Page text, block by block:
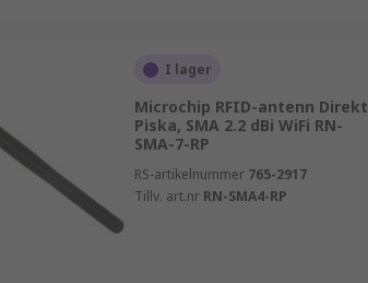
I lager
Microchip RFID-antenn Direkt
Piska, SMA 2.2 dBi WiFi RN-
SMA-7-RP
RS-artikelnummer 765-2917
Tillv. art.nr RN-SMA4-RP